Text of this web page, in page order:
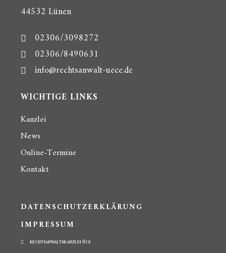
44532 Lünen
02306/3098272
02306/8490631
info@rechtsanwalt-uece.de
WICHTIGE LINKS
Kanzlei
News
Online-Termine
Kontakt
DATENSCHUTZERKLÄRUNG
IMPRESSUM
RECHTSANWALTSKANZLEI ÜCE